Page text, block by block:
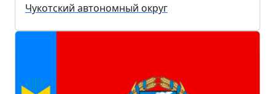
Чукотский автономный округ